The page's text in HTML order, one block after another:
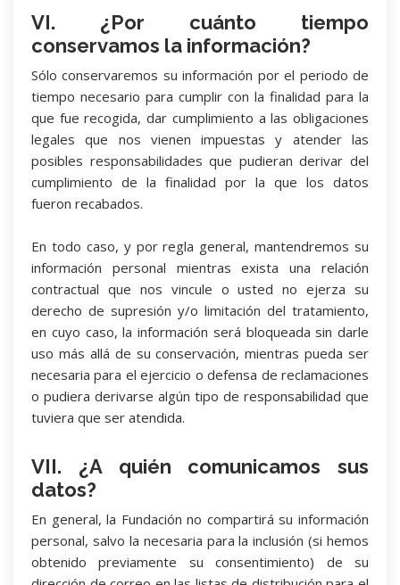
VI. ¿Por cuánto tiempo
conservamos la información?
Sólo conservaremos su información por el periodo de
tiempo necesario para cumplir con la finalidad para la
que fue recogida, dar cumplimiento a las obligaciones
legales que nos vienen impuestas y atender las
posibles responsabilidades que pudieran derivar del
cumplimiento de la finalidad por la que los datos
fueron recabados.
En todo caso, y por regla general, mantendremos su
información personal mientras exista una relación
contractual que nos vincule o usted no ejerza su
derecho de supresión y/o limitación del tratamiento,
en cuyo caso, la información será bloqueada sin darle
uso más allá de su conservación, mientras pueda ser
necesaria para el ejercicio o defensa de reclamaciones
o pudiera derivarse algún tipo de responsabilidad que
tuviera que ser atendida.
VII. ¿A quién comunicamos sus
datos?
En general, la Fundación no compartirá su información
personal, salvo la necesaria para la inclusión (si hemos
obtenido previamente su consentimiento) de su